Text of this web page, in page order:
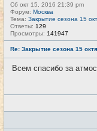
Сб окт 15, 2016 21:39 pm
Форум: Москва
Тема: Закрытие сезона 15
Ответы: 129
Просмотры: 141947
Re: Закрытие сезона 15
Всем спасибо за